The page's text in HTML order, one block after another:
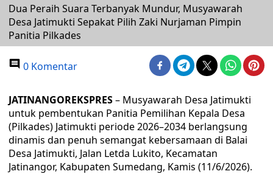
Dua Peraih Suara Terbanyak Mundur, Musyawarah
Desa Jatimukti Sepakat Pilih Zaki Nurjaman Pimpin
Panitia Pilkades
0 Komentar
JATINANGOREKSPRES– Musyawarah Desa Jatimukti
untuk pembentukan Panitia Pemilihan Kepala Desa
(Pilkades) Jatimukti periode 2026–2034 berlangsung
dinamis dan penuh semangat kebersamaan di Balai
Desa Jatimukti, Jalan Letda Lukito, Kecamatan
Jatinangor, Kabupaten Sumedang, Kamis (11/6/2026).